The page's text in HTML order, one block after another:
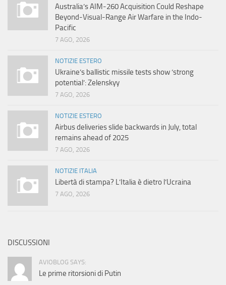
Australia’s AIM-260 Acquisition Could Reshape
Beyond-Visual-Range Air Warfare in the Indo-
Pacific
7 AGO, 2026
NOTIZIE ESTERO
Ukraine’s ballistic missile tests show ‘strong
potential’: Zelenskyy
7 AGO, 2026
NOTIZIE ESTERO
Airbus deliveries slide backwards in July, total
remains ahead of 2025
7 AGO, 2026
NOTIZIE ITALIA
Libertà di stampa? L’Italia è dietro l’Ucraina
7 AGO, 2026
DISCUSSIONI
AVIOBLOG SAYS:
Le prime ritorsioni di Putin